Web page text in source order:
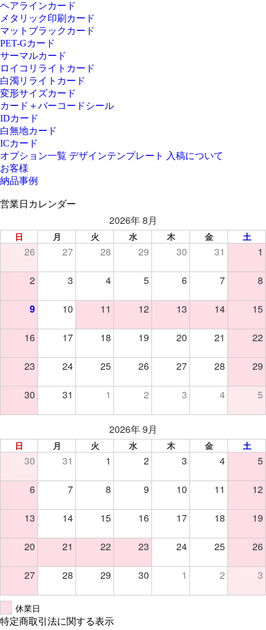
ヘアラインカード
メタリック印刷カード
マットブラックカード
PET-Gカード
サーマルカード
ロイコリライトカード
白濁リライトカード
変形サイズカード
カード＋バーコードシール
IDカード
白無地カード
ICカード
オプション一覧 デザインテンプレート
入稿について
お客様
納品事例
営業日カレンダー
2026年 8月
日 月 火 水 木 金 土
26 27 28 29 30 31 1
2 3 4 5 6 7 8
9 10 11 12 13 14 15
16 17 18 19 20 21 22
23 24 25 26 27 28 29
30 31 1 2 3 4 5
2026年 9月
日 月 火 水 木 金 土
30 31 1 2 3 4 5
6 7 8 9 10 11 12
13 14 15 16 17 18 19
20 21 22 23 24 25 26
27 28 29 30 1 2 3
休業日
特定商取引法に関する表示